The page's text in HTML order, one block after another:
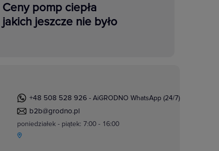
Ceny pomp ciepła
jakich jeszcze nie było
+48 508 528 926 - AiGRODNO WhatsApp (24/7)
b2b@grodno.pl
poniedziałek - piątek: 7:00 - 16:00